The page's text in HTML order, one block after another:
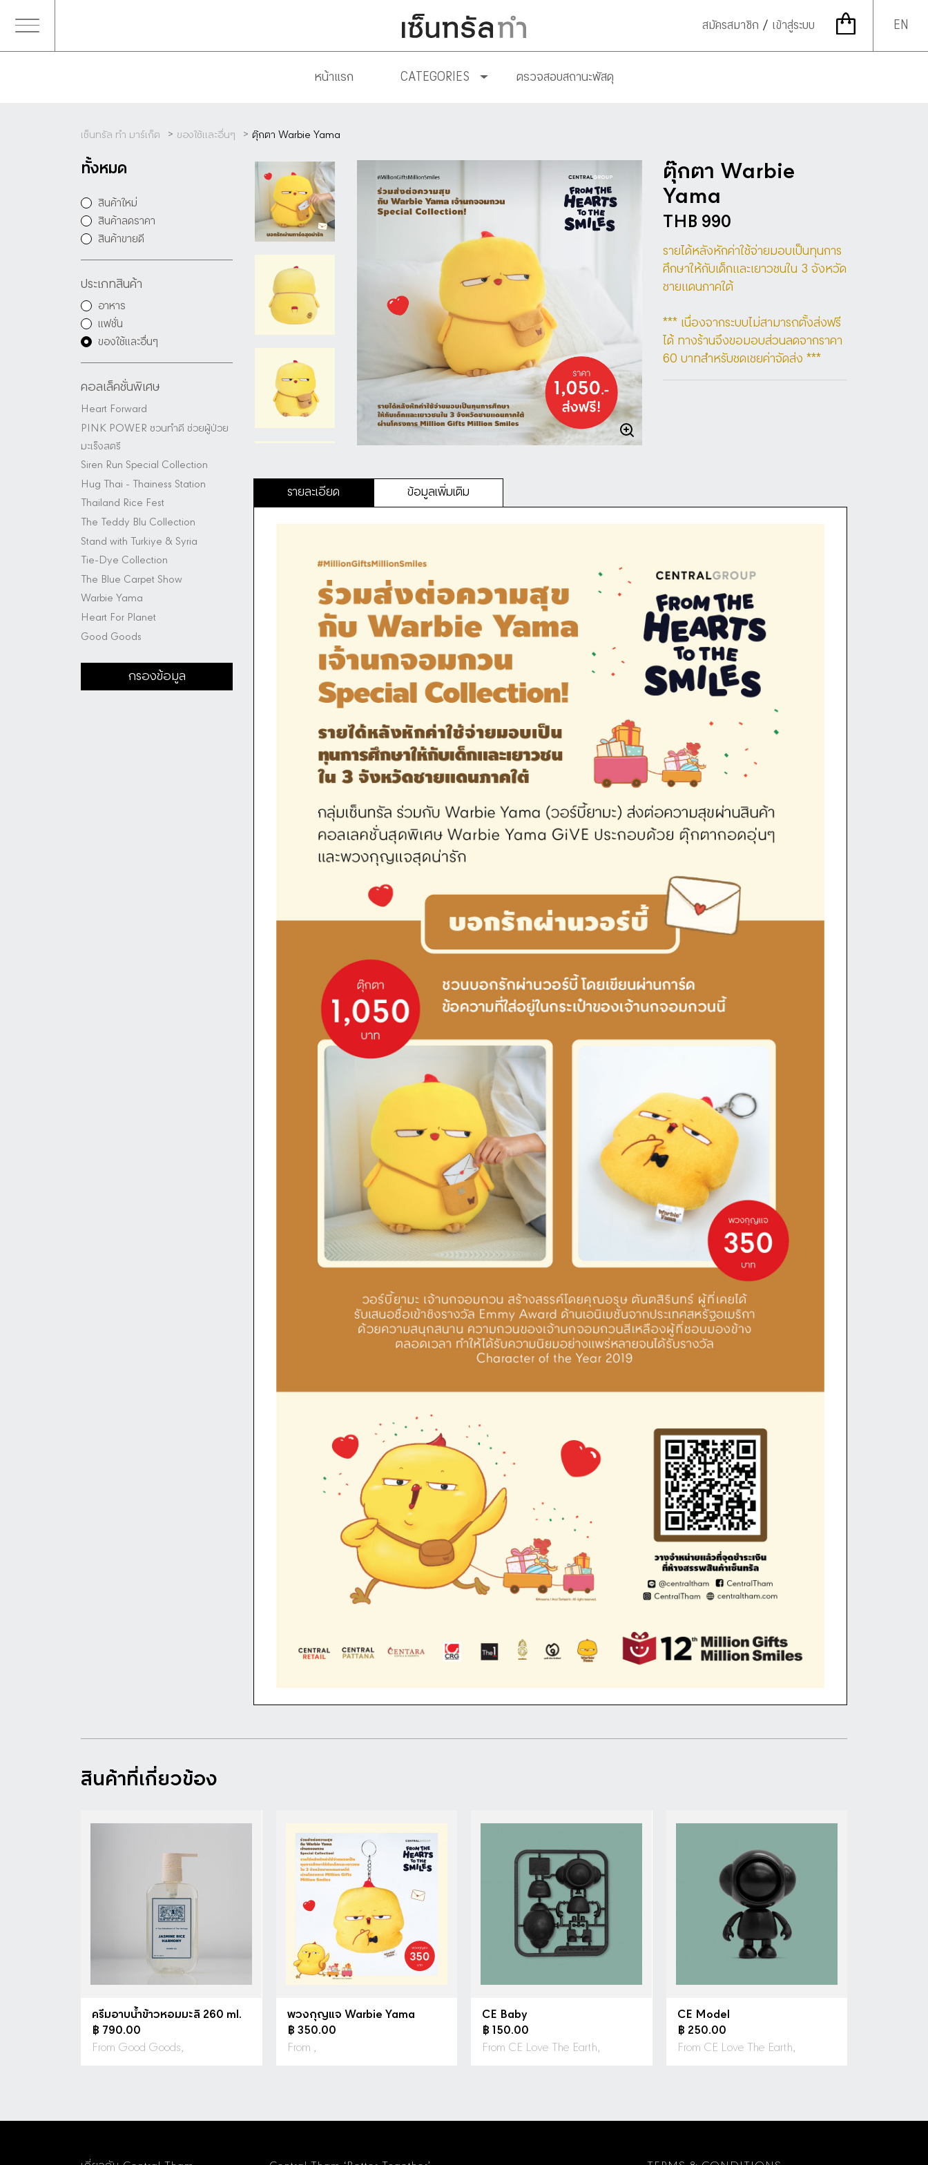
สมัครสมาชิก / เข้าสู่ระบบ EN
หน้าแรก CATEGORIES ตรวจสอบสถานะพัสดุ
เซ็นทรัล ทำ มาร์เก็ต ของใช้และอื่นๆ ตุ๊กตา Warbie Yama
ทั้งหมด
สินค้าใหม่
สินค้าลดราคา
สินค้าขายดี
ประเภทสินค้า
อาหาร
แฟชั่น
ของใช้และอื่นๆ
คอลเล็คชั่นพิเศษ
Heart Forward
PINK POWER ชวนทำดี ช่วยผู้ป่วย
มะเร็งสตรี
Siren Run Special Collection
Hug Thai - Thainess Station
Thailand Rice Fest
The Teddy Blu Collection
Stand with Turkiye & Syria
Tie-Dye Collection
The Blue Carpet Show
Warbie Yama
Heart For Planet
Good Goods
กรองข้อมูล
ตุ๊กตา Warbie
Yama
THB 990
รายได้หลังหักค่าใช้จ่ายมอบเป็นทุนการ
ศึกษาให้กับเด็กและเยาวชนใน 3จังหวัด
ชายแดนภาคใต้
*** เนื่องจากระบบไม่สามารถตั้งส่งฟรี
60 บาทสำหรับชดเชยค่าจัดส่ง ***
รายละเอียด ข้อมูลเพิ่มเติม
สินค้าที่เกี่ยวข้อง
ครีมอาบน้ำข้าวหอมมะลิ 260 ml.
฿ 790.00
From Good Goods,
พวงกุญแจ Warbie Yama
฿ 350.00
From ,
CE Baby
฿ 150.00
From CE Love The Earth,
CE Model
฿ 250.00
From CE Love The Earth,